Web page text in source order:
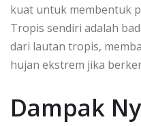
kuat untuk membentuk
Tropis sendiri adalah
dari lautan tropis,
hujan ekstrem jika
Dampak